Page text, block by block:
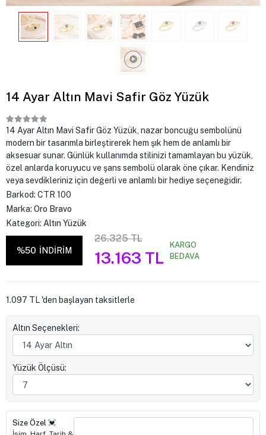
14 Ayar Altın Mavi Safir Göz Yüzük
14 Ayar Altın Mavi Safir Göz Yüzük, nazar boncuğu sembolünü
modern bir tasarımla birleştirerek hem şık hem de anlamlı bir
aksesuar sunar. Günlük kullanımda stilinizi tamamlayan bu yüzük,
özel anlarda koruyucu ve şans sembolü olarak öne çıkar. Kendiniz
veya sevdikleriniz için değerli ve anlamlı bir hediye seçeneğidir.
Barkod: CTR 100
Marka: Oro Bravo
Kategori: Altın Yüzük
%50 İNDİRİM
26.325 TL
13.163 TL
KARGO
BEDAVA
1.097 TL 'den başlayan taksitlerle
Altın Seçenekleri:
Yüzük Ölçüsü:
Size Özel 💓